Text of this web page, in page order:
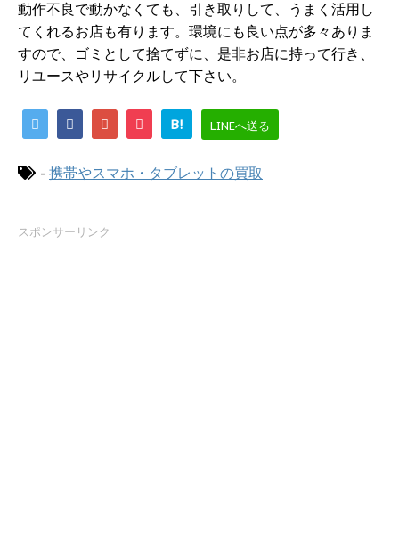
動作不良で動かなくても、引き取りして、うまく活用し
てくれるお店も有ります。環境にも良い点が多々ありま
すので、ゴミとして捨てずに、是非お店に持って行き、
リユースやリサイクルして下さい。
B! LINEへ送る
- 携帯やスマホ・タブレットの買取
スポンサーリンク